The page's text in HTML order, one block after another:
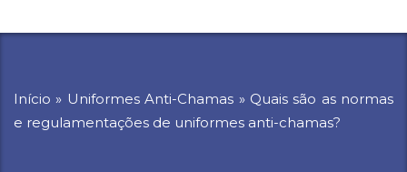
Início » Uniformes Anti-Chamas » Quais são as normas
e regulamentações de uniformes anti-chamas?